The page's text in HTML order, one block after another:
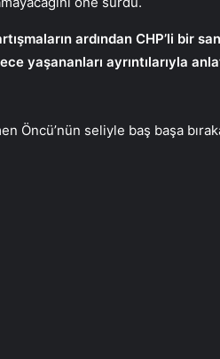
ardından CHP’li bir
yaşananları ayrıntılarıyla
Öncü’nün seliyle baş başa